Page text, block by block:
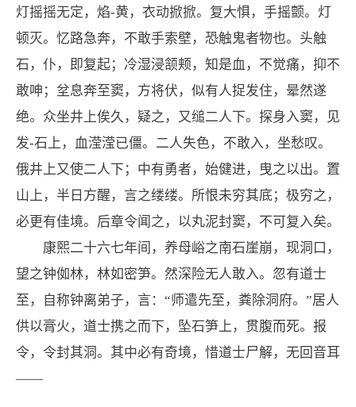
灯摇摇无定，焰-黄，衣动掀掀。复大惧，手摇颤。灯
顿灭。忆路急奔，不敢手索壁，恐触鬼者物也。头触
石，仆，即复起；冷湿浸颔颊，知是血，不觉痛，抑不
敢呻；坌息奔至窦，方将伏，似有人捉发住，晕然遂
绝。众坐井上俟久，疑之，又缒二人下。探身入窦，见
发-石上，血滢滢已僵。二人失色，不敢入，坐愁叹。
俄井上又使二人下；中有勇者，始健进，曳之以出。置
山上，半日方醒，言之缕缕。所恨未穷其底；极穷之，
必更有佳境。后章令闻之，以丸泥封窦，不可复入矣。
康熙二十六七年间，养母峪之南石崖崩，现洞口，
望之钟侞林，林如密笋。然深险无人敢入。忽有道士
至，自称钟离弟子，言：“师遣先至，粪除洞府。”居人
供以膏火，道士携之而下，坠石笋上，贯腹而死。报
令，令封其洞。其中必有奇境，惜道士尸解，无回音耳
——